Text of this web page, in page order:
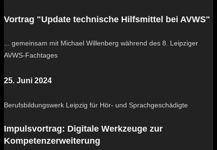
Vortrag "Update technische Hilfsmittel bei AVWS"
... gemeinsam mit Michael Willenberg während des 8. Leipziger
AVWS-Fachtages
25. Juni 2024
Berufsbildungswerk Leipzig für Hör- und Sprachgeschädigte
Impulsvortrag: Digitale Werkzeuge zur
Kompetenzerweiterung